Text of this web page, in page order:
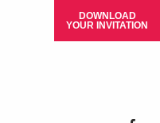
DOWNLOAD
YOUR INVITATION